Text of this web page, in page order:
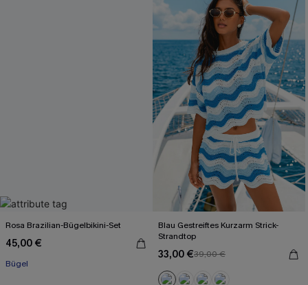
Rosa Brazilian-Bügelbikini-Set
45,00 €
Bügel
Blau Gestreiftes Kurzarm Strick-
Strandtop
33,00 €39,00 €